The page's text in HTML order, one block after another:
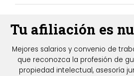
Tu afiliación es
Mejores salarios y convenio de
que reconozca la profesión de
propiedad intelectual, asesoría